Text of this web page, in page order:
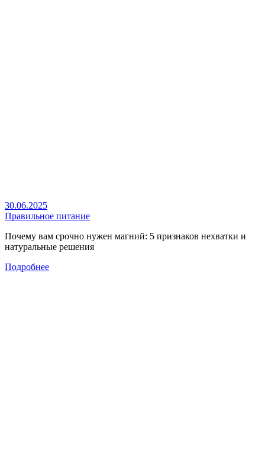
30.06.2025
Правильное питание
Почему вам срочно нужен магний: 5 признаков нехватки и
натуральные решения
Подробнее